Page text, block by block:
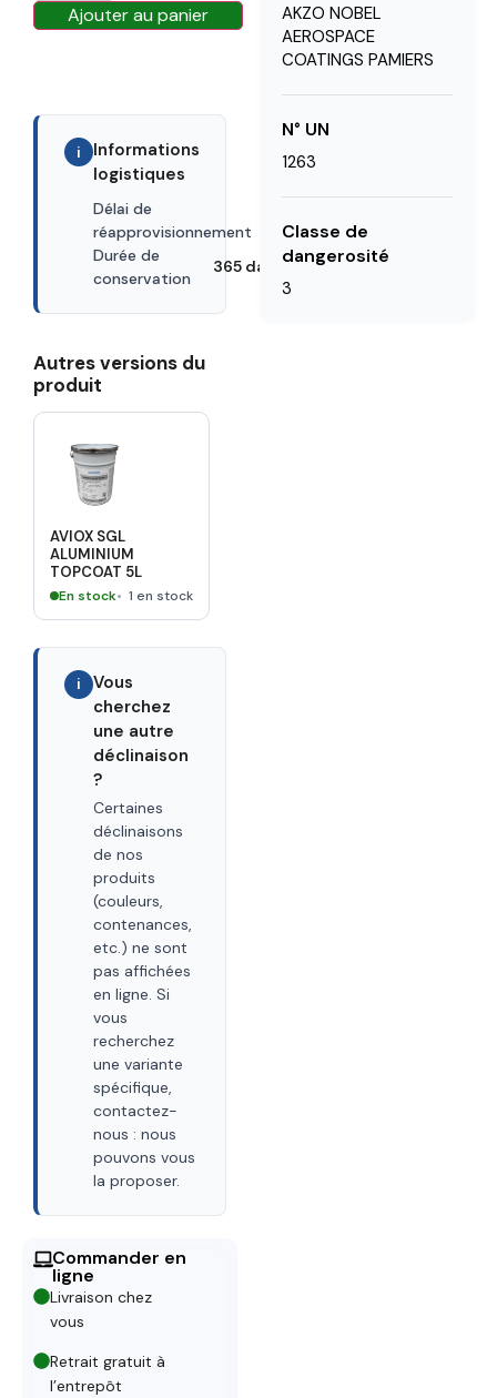
Ajouter au panier
i
Informations
logistiques
Délai de
réapprovisionnement
Durée de
conservation
365 days
Autres versions du
produit
AVIOX SGL
ALUMINIUM
TOPCOAT 5L
En stock 1 en stock
i
Vous
cherchez
une autre
déclinaison
?
Certaines
déclinaisons
de nos
produits
(couleurs,
contenances,
etc.) ne sont
pas affichées
en ligne. Si
vous
recherchez
une variante
spécifique,
contactez-
nous : nous
pouvons vous
la proposer.
Commander en
ligne
Livraison chez
vous
Retrait gratuit à
l’entrepôt
AKZO NOBEL
AEROSPACE
COATINGS PAMIERS
N° UN
1263
Classe de
dangerosité
3